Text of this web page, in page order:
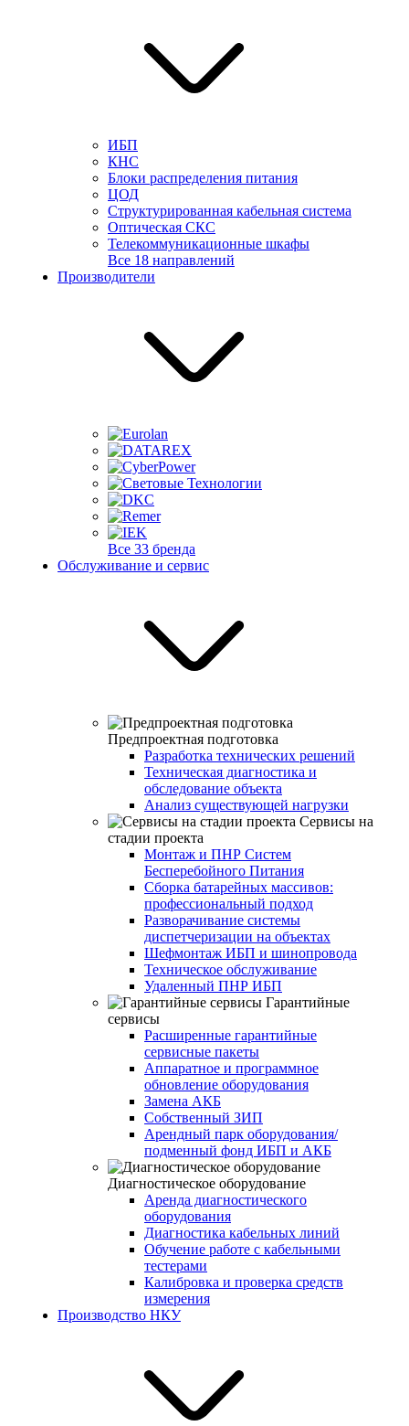
ИБП
КНС
Блоки распределения питания
ЦОД
Структурированная кабельная система
Оптическая СКС
Телекоммуникационные шкафы
Все 18 направлений
Производители
Все 33 бренда
Обслуживание и сервис
Предпроектная подготовка
Разработка технических решений
Техническая диагностика и
обследование объекта
Анализ существующей нагрузки
Сервисы на
стадии проекта
Монтаж и ПНР Систем
Бесперебойного Питания
Сборка батарейных массивов:
профессиональный подход
Разворачивание системы
диспетчеризации на объектах
Шефмонтаж ИБП и шинопровода
Техническое обслуживание
Удаленный ПНР ИБП
Гарантийные
сервисы
Расширенные гарантийные
сервисные пакеты
Аппаратное и программное
обновление оборудования
Замена АКБ
Собственный ЗИП
Арендный парк оборудования/
подменный фонд ИБП и АКБ
Диагностическое оборудование
Аренда диагностического
оборудования
Диагностика кабельных линий
Обучение работе с кабельными
тестерами
Калибровка и проверка средств
измерения
Производство НКУ